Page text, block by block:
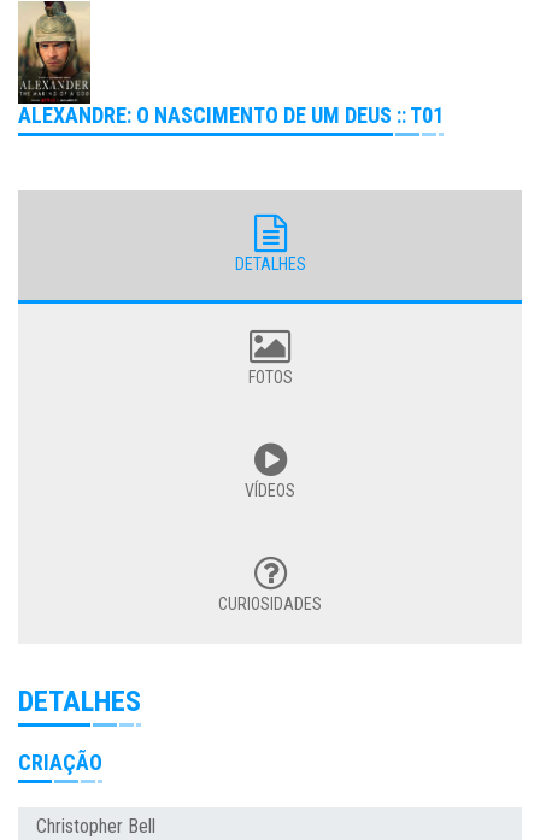
ALEXANDRE: O NASCIMENTO DE UM DEUS :: T01
DETALHES
FOTOS
VÍDEOS
CURIOSIDADES
DETALHES
CRIAÇÃO
Christopher Bell